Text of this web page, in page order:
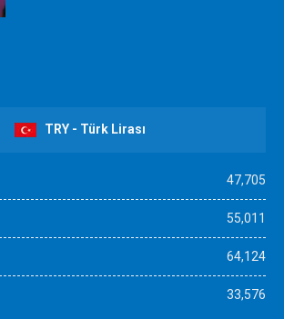
TRY - Türk Lirası
47,705
55,011
64,124
33,576